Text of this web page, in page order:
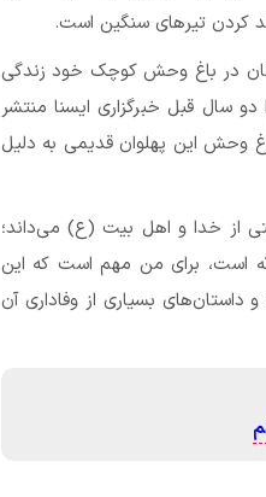
کردن تیرهای سنگین است.
در باغ وحش کوچک خود زندگی
سال قبل خبرگزاری ایسنا منتشر
وحش این پهلوان قدیمی به دلیل
از خدا و اهل بیت (ع) می‌داند؛
است، برای من مهم است که این
بسیاری از وفاداری آن